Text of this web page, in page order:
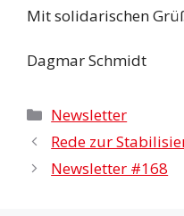
Mit solidarischen
Dagmar Schmidt
Kategorien
Newsletter
Rede zur
Newsletter #168